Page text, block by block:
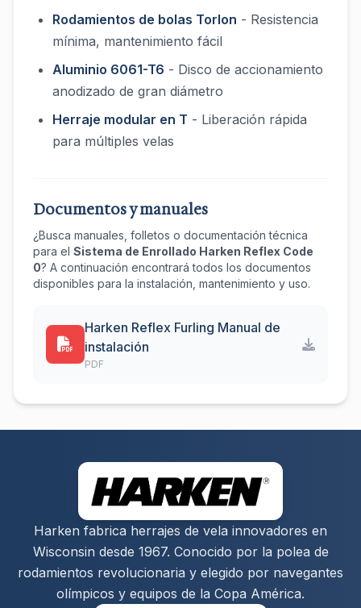
Rodamientos de bolas Torlon - Resistencia
mínima, mantenimiento fácil
Aluminio 6061-T6 - Disco de accionamiento
anodizado de gran diámetro
Herraje modular en T - Liberación rápida
para múltiples velas
Documentos y manuales
¿Busca manuales, folletos o documentación técnica
para el Sistema de Enrollado Harken Reflex Code
0? A continuación encontrará todos los documentos
disponibles para la instalación, mantenimiento y uso.
Harken Reflex Furling Manual de
instalación
PDF
Harken fabrica herrajes de vela innovadores en
Wisconsin desde 1967. Conocido por la polea de
rodamientos revolucionaria y elegido por navegantes
olímpicos y equipos de la Copa América.